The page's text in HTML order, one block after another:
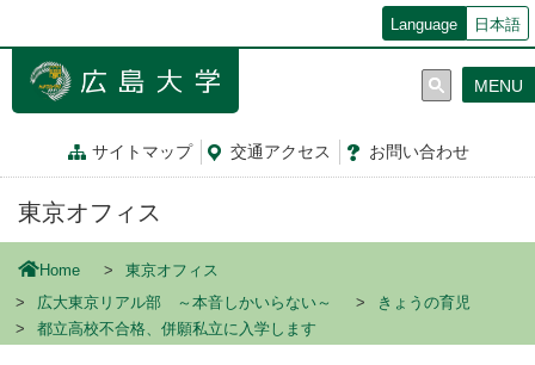
ン
Language 日本語
サイトマップ 交通アクセス お問い合わせ
MENU
東京オフィス
Home
東京オフィス
広大東京リアル部 ～本音しかいらない～
きょうの育児
都立高校不合格、併願私立に入学します